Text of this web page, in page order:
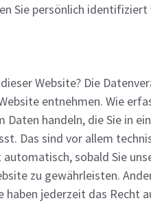
Sie persönlich
Website? Die
entnehmen. Wie
Daten handeln, die Sie
Das sind vor allem
sobald Sie
zu gewährleisten.
haben jederzeit das